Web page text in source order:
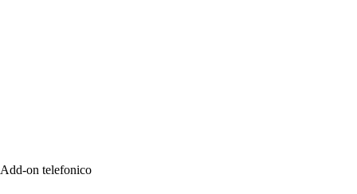
Add-on telefonico